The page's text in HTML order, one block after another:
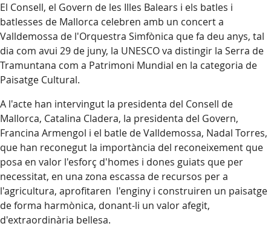
El Consell, el Govern de les Illes Balears i els batles i
batlesses de Mallorca celebren amb un concert a
Valldemossa de l'Orquestra Simfònica que fa deu anys, tal
dia com avui 29 de juny, la UNESCO va distingir la Serra de
Tramuntana com a Patrimoni Mundial en la categoria de
Paisatge Cultural.
A l'acte han intervingut la presidenta del Consell de
Mallorca, Catalina Cladera, la presidenta del Govern,
Francina Armengol i el batle de Valldemossa, Nadal Torres,
que han reconegut la importància del reconeixement que
posa en valor l'esforç d'homes i dones guiats que per
necessitat, en una zona escassa de recursos per a
l'agricultura, aprofitaren l'enginy i construiren un paisatge
de forma harmònica, donant-li un valor afegit,
d'extraordinària bellesa.